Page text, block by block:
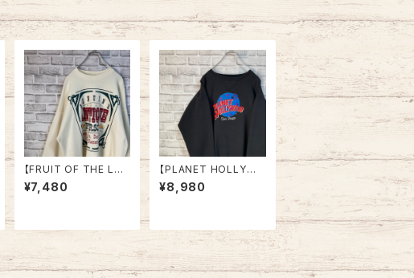
【FRUIT OF THE LO
OM】L/S Sweat XL 9
0s Made in USA アー
セリフ 1993 アメリカ U
¥7,480
【PLANET HOLLYWO
OD】L/S Sweatshirt
XL 90s Made in US
スウェット トレーナー
企業モノ スーベニア お
土産モノサンディエゴ U
SA製 アメリカ USA 古
¥8,980